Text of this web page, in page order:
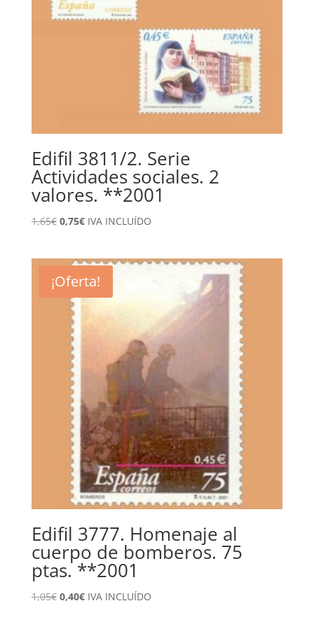
Edifil 3811/2. Serie
Actividades sociales. 2
valores. **2001
1,65€ El
era:
1,65€.
0,75€El
es:
0,75€.
IVA INCLUÍDO
¡Oferta!
Edifil 3777. Homenaje al
cuerpo de bomberos. 75
ptas. **2001
1,05€ El
0,40€ElIVA INCLUÍDO